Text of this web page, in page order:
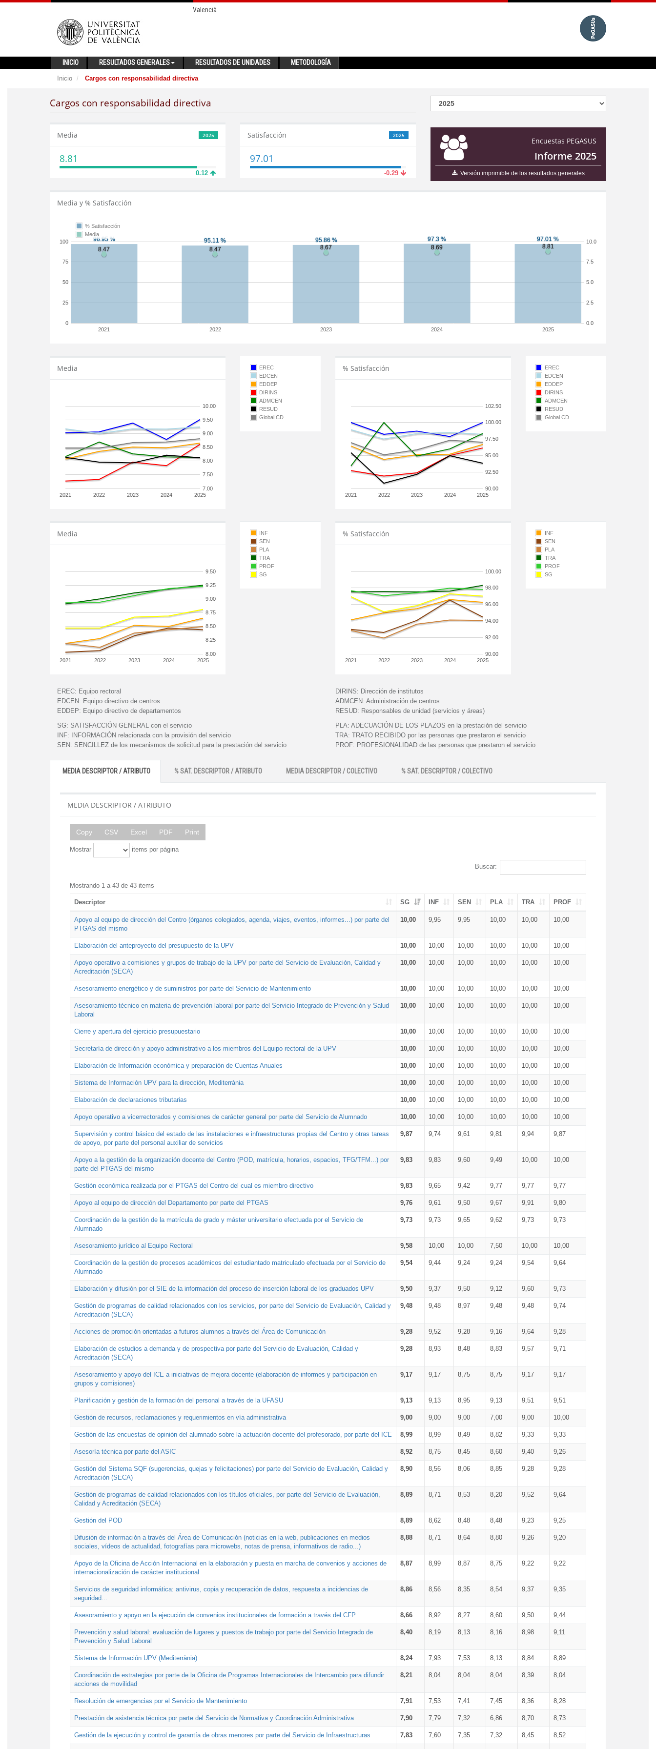
Valencià
INICIO RESULTADOS GENERALES RESULTADOS DE UNIDADES METODOLOGÍA
Inicio Cargos con responsabilidad directiva
Cargos con responsabilidad directiva
Encuestas PEGASUS
Informe 2025
Versión imprimible de los resultados generales
2025
Media
8.81
0.12
2025
Satisfacción
97.01
-0.29
Media y % Satisfacción
2021 2022 2023 2024 2025
0
25
50
75
100
0.0
2.5
5.0
7.5
10.0
% Satisfacción
Media
Media
2021 2022 2023 2024 2025
7.00
7.50
8.00
8.50
9.00
9.50
10.00
EREC
EDCEN
EDDEP
DIRINS
ADMCEN
RESUD
Global CD
% Satisfacción
2021 2022 2023 2024 2025
90.00
92.50
95.00
97.50
100.00
102.50
EREC
EDCEN
EDDEP
DIRINS
ADMCEN
RESUD
Global CD
Media
2021 2022 2023 2024 2025
8.00
8.25
8.50
8.75
9.00
9.25
9.50
INF
SEN
PLA
TRA
PROF
SG
% Satisfacción
2021 2022 2023 2024 2025
90.00
92.00
94.00
96.00
98.00
100.00
INF
SEN
PLA
TRA
PROF
SG
EREC: Equipo rectoral
EDCEN: Equipo directivo de centros
EDDEP: Equipo directivo de departamentos
DIRINS: Dirección de institutos
ADMCEN: Administración de centros
RESUD: Responsables de unidad (servicios y áreas)
SG: SATISFACCIÓN GENERAL con el servicio
INF:
INFORMACIÓN relacionada con la provisión del servicio
SEN: SENCILLEZ de los mecanismos de solicitud para la prestación del servicio
PLA: ADECUACIÓN DE LOS PLAZOS en la prestación del servicio
TRA: TRATO RECIBIDO por las personas que prestaron el servicio
PROF: PROFESIONALIDAD de las personas que prestaron el servicio
MEDIA DESCRIPTOR / ATRIBUTO % SAT. DESCRIPTOR / ATRIBUTO MEDIA DESCRIPTOR / COLECTIVO % SAT. DESCRIPTOR / COLECTIVO
MEDIA DESCRIPTOR / ATRIBUTO
Copy CSV Excel PDF Print
Mostrar items por página
Buscar:
Mostrando 1 a 43 de 43 items
Descriptor SG INF SEN PLA TRA PROF
Apoyo al equipo de dirección del Centro (órganos colegiados, agenda, viajes, eventos, informes...) por parte del
PTGAS del mismo
10,00 9,95 9,95 10,00 10,00 10,00
Elaboración del anteproyecto del presupuesto de la UPV 10,00 10,00 10,00 10,00 10,00 10,00
Apoyo operativo a comisiones y grupos de trabajo de la UPV por parte del Servicio de Evaluación, Calidad y
Acreditación (SECA)
10,00 10,00 10,00 10,00 10,00 10,00
Asesoramiento energético y de suministros por parte del Servicio de Mantenimiento 10,00 10,00 10,00 10,00 10,00 10,00
Asesoramiento técnico en materia de prevención laboral por parte del Servicio Integrado de Prevención y Salud
Laboral
10,00 10,00 10,00 10,00 10,00 10,00
Cierre y apertura del ejercicio presupuestario 10,00 10,00 10,00 10,00 10,00 10,00
Secretaría de dirección y apoyo administrativo a los miembros del Equipo rectoral de la UPV 10,00 10,00 10,00 10,00 10,00 10,00
Elaboración de Información económica y preparación de Cuentas Anuales 10,00 10,00 10,00 10,00 10,00 10,00
Sistema de Información UPV para la dirección, Mediterrània 10,00 10,00 10,00 10,00 10,00 10,00
Elaboración de declaraciones tributarias 10,00 10,00 10,00 10,00 10,00 10,00
Apoyo operativo a vicerrectorados y comisiones de carácter general por parte del Servicio de Alumnado 10,00 10,00 10,00 10,00 10,00 10,00
Supervisión y control básico del estado de las instalaciones e infraestructuras propias del Centro y otras tareas
de apoyo, por parte del personal auxiliar de servicios
9,87 9,74 9,61 9,81 9,94 9,87
Apoyo a la gestión de la organización docente del Centro (POD, matrícula, horarios, espacios, TFG/TFM...) por
parte del PTGAS del mismo
9,83 9,83 9,60 9,49 10,00 10,00
Gestión económica realizada por el PTGAS del Centro del cual es miembro directivo 9,83 9,65 9,42 9,77 9,77 9,77
Apoyo al equipo de dirección del Departamento por parte del PTGAS 9,76 9,61 9,50 9,67 9,91 9,80
Coordinación de la gestión de la matrícula de grado y máster universitario efectuada por el Servicio de
Alumnado
9,73 9,73 9,65 9,62 9,73 9,73
Asesoramiento jurídico al Equipo Rectoral 9,58 10,00 10,00 7,50 10,00 10,00
Coordinación de la gestión de procesos académicos del estudiantado matriculado efectuada por el Servicio de
Alumnado
9,54 9,44 9,24 9,24 9,54 9,64
Elaboración y difusión por el SIE de la información del proceso de inserción laboral de los graduados UPV 9,50 9,37 9,50 9,12 9,60 9,73
Gestión de programas de calidad relacionados con los servicios, por parte del Servicio de Evaluación, Calidad y
Acreditación (SECA)
9,48 9,48 8,97 9,48 9,48 9,74
Acciones de promoción orientadas a futuros alumnos a través del Área de Comunicación 9,28 9,52 9,28 9,16 9,64 9,28
Elaboración de estudios a demanda y de prospectiva por parte del Servicio de Evaluación, Calidad y
Acreditación (SECA)
9,28 8,93 8,48 8,83 9,57 9,71
Asesoramiento y apoyo del ICE a iniciativas de mejora docente (elaboración de informes y participación en
grupos y comisiones)
9,17 9,17 8,75 8,75 9,17 9,17
Planificación y gestión de la formación del personal a través de la UFASU 9,13 9,13 8,95 9,13 9,51 9,51
Gestión de recursos, reclamaciones y requerimientos en vía administrativa 9,00 9,00 9,00 7,00 9,00 10,00
Gestión de las encuestas de opinión del alumnado sobre la actuación docente del profesorado, por parte del ICE 8,99 8,99 8,49 8,82 9,33 9,33
Asesoría técnica por parte del ASIC 8,92 8,75 8,45 8,60 9,40 9,26
Gestión del Sistema SQF (sugerencias, quejas y felicitaciones) por parte del Servicio de Evaluación, Calidad y
Acreditación (SECA)
8,90 8,56 8,06 8,85 9,28 9,28
Gestión de programas de calidad relacionados con los títulos oficiales, por parte del Servicio de Evaluación,
Calidad y Acreditación (SECA)
8,89 8,71 8,53 8,20 9,52 9,64
Gestión del POD 8,89 8,62 8,48 8,48 9,23 9,25
Difusión de información a través del Área de Comunicación (noticias en la web, publicaciones en medios
sociales, vídeos de actualidad, fotografías para microwebs, notas de prensa, informativos de radio...)
8,88 8,71 8,64 8,80 9,26 9,20
Apoyo de la Oficina de Acción Internacional en la elaboración y puesta en marcha de convenios y acciones de
internacionalización de carácter institucional
8,87 8,99 8,87 8,75 9,22 9,22
Servicios de seguridad informática: antivirus, copia y recuperación de datos, respuesta a incidencias de
seguridad...
8,86 8,56 8,35 8,54 9,37 9,35
Asesoramiento y apoyo en la ejecución de convenios institucionales de formación a través del CFP 8,66 8,92 8,27 8,60 9,50 9,44
Prevención y salud laboral: evaluación de lugares y puestos de trabajo por parte del Servicio Integrado de
Prevención y Salud Laboral
8,40 8,19 8,13 8,16 8,98 9,11
Sistema de Información UPV (Mediterrània) 8,24 7,93 7,53 8,13 8,84 8,89
Coordinación de estrategias por parte de la Oficina de Programas Internacionales de Intercambio para difundir
acciones de movilidad
8,21 8,04 8,04 8,04 8,39 8,04
Resolución de emergencias por el Servicio de Mantenimiento 7,91 7,53 7,41 7,45 8,36 8,28
Prestación de asistencia técnica por parte del Servicio de Normativa y Coordinación Administrativa 7,90 7,79 7,32 6,86 8,70 8,73
Gestión de la ejecución y control de garantía de obras menores por parte del Servicio de Infraestructuras 7,83 7,60 7,35 7,32 8,45 8,52